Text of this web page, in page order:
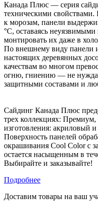
Канада Плюс — серия
техническими свойствами.
к морозам, панели
°C, оставаясь неуязвимыми
монтировать их даже в
По внешнему виду панели
настоящих деревянных
качествам во многом
огню, гниению — не
защитными составами и
Сайдинг Канада Плюс
трех коллекциях:
изготовления: акриловый
Поверхность панелей
окрашивания Cool Color с
остается насыщенным в
Выбирайте и заказывайте!
Подробнее
Доставим товары на ваш